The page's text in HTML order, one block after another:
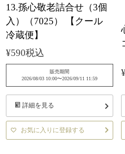
13.孫心敬老詰合せ（3個
入）（7025） 【クール
冷蔵便】
¥590税込
販売期間
2026/08/03 10:00〜2026/09/11 11:59
詳細を見る
お気に入りに登録する